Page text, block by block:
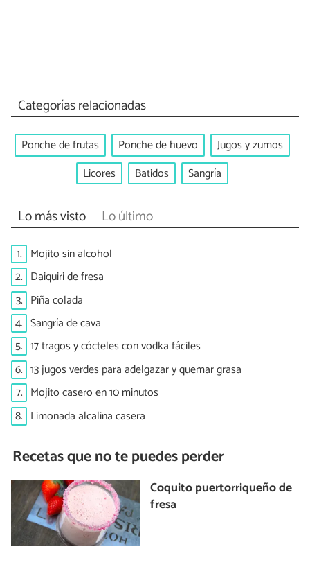
Categorías relacionadas
Ponche de frutas Ponche de huevo
Jugos y zumos
Licores
Batidos Sangría
Lo más visto Lo último
1. Mojito sin alcohol
2. Daiquiri de fresa
3. Piña colada
4. Sangría de cava
5. 17 tragos y cócteles con vodka fáciles
6. 13 jugos verdes para adelgazar y quemar grasa
7. Mojito casero en 10 minutos
8. Limonada alcalina casera
Recetas que no te puedes perder
Coquito puertorriqueño de
fresa